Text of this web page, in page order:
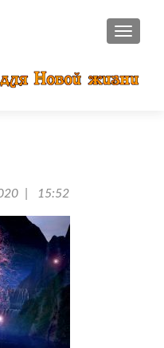
| 15:52